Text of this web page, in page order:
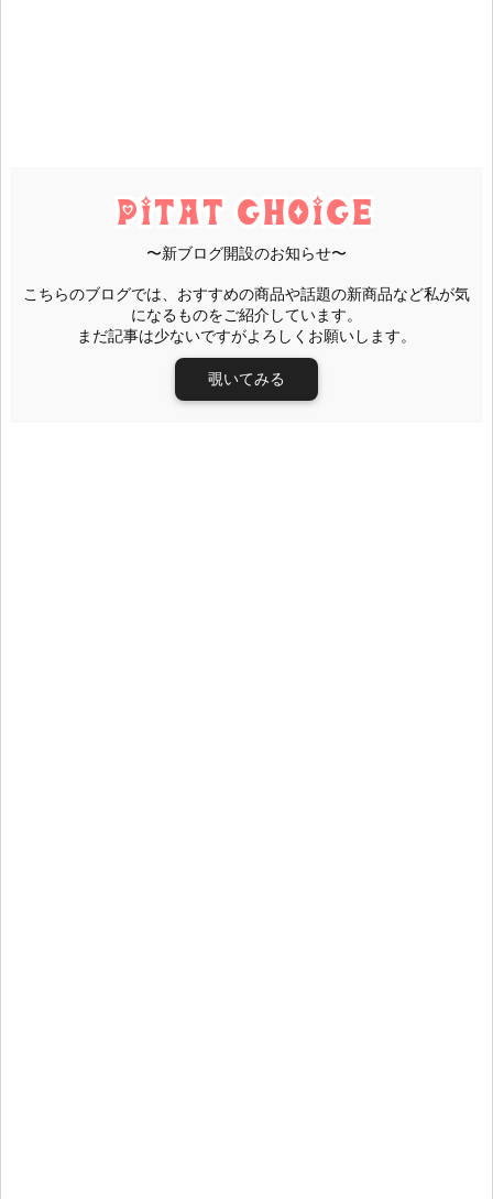
〜新ブログ開設のお知らせ〜
こちらのブログでは、おすすめの商品や話題の新商品など私が気
になるものをご紹介しています。
まだ記事は少ないですがよろしくお願いします。
覗いてみる